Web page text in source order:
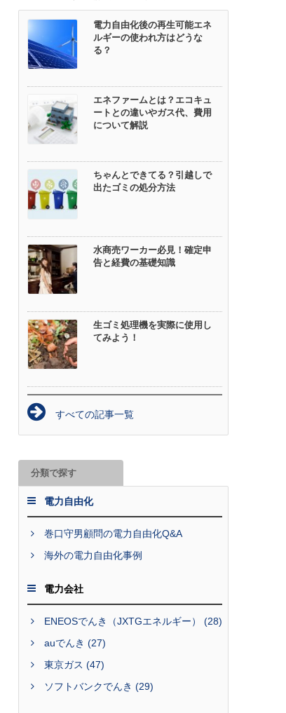
電力自由化後の再生可能エネ
ルギーの使われ方はどうな
る？
エネファームとは？エコキュ
ートとの違いやガス代、費用
について解説
ちゃんとできてる？引越しで
出たゴミの処分方法
水商売ワーカー必見！確定申
告と経費の基礎知識
生ゴミ処理機を実際に使用し
てみよう！
すべての記事一覧
分類で探す
電力自由化
巻口守男顧問の電力自由化Q&A
海外の電力自由化事例
電力会社
ENEOSでんき（JXTGエネルギー） (28)
auでんき (27)
東京ガス (47)
ソフトバンクでんき (29)